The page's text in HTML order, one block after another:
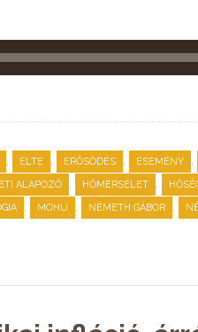
, ELTE , ERŐSÖDÉS , ESEMÉNY ,
ALAPOZÓ , HŐMÉRSÉLET ,
, MOHU , NÉMETH GÁBOR ,